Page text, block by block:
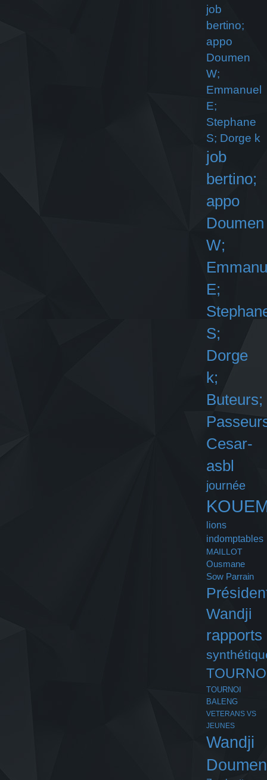
job
bertino;
appo
Doumen
W;
Emmanuel
E;
Stephane
S; Dorge k
job
bertino;
appo
Doumen
W;
E;
S;
Dorge
k;
Buteurs;
Cesar-
asbl
journée
lions
indomptables
MAILLOT
Ousmane
Sow Parrain
Wandji
rapports
TOURNOI
BALENG
VETERANS VS
JEUNES
Wandji
Doumen